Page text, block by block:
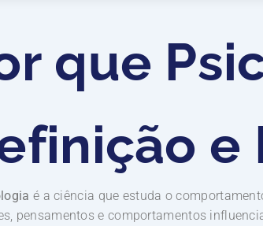
que
é a ciência que estuda o
pensamentos e comportamentos